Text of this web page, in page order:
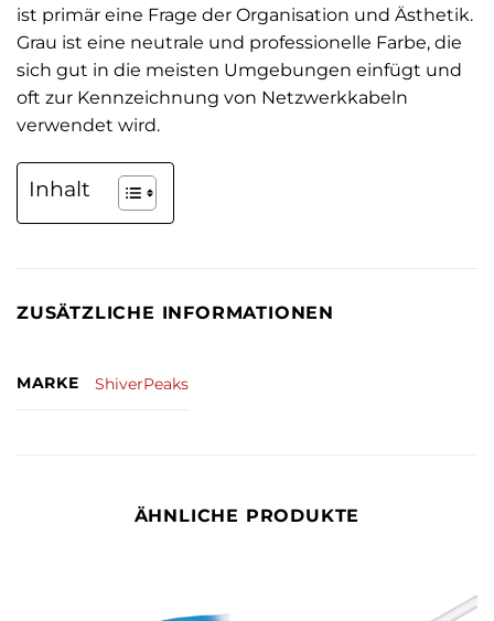
ist primär eine Frage der Organisation und Ästhetik.
Grau ist eine neutrale und professionelle Farbe, die
sich gut in die meisten Umgebungen einfügt und
oft zur Kennzeichnung von Netzwerkkabeln
verwendet wird.
Inhalt
ZUSÄTZLICHE INFORMATIONEN
MARKE ShiverPeaks
ÄHNLICHE PRODUKTE